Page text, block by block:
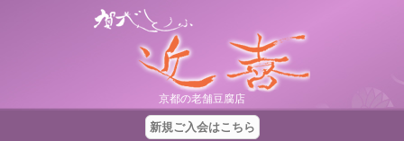
京都の老舗豆腐店
新規ご入会はこちら